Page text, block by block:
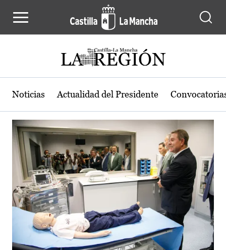
Actualidad de la región de Castilla-
Noticias Actualidad del Presidente